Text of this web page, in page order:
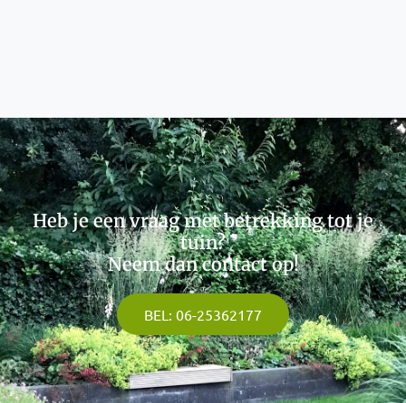
Heb je een vraag met betrekking tot je
tuin?
Neem dan contact op!
BEL: 06-25362177